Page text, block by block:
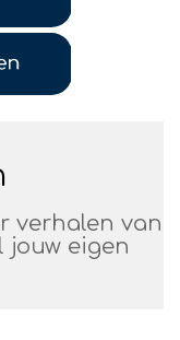
verhalen van
jouw eigen